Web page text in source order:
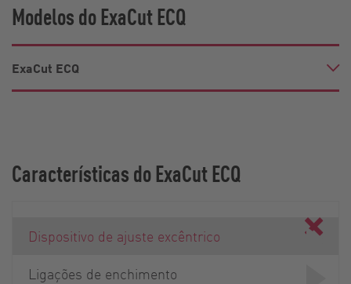
Modelos do ExaCut ECQ
ExaCut ECQ
Características do ExaCut ECQ
Dispositivo de ajuste excêntrico
Ligações de enchimento